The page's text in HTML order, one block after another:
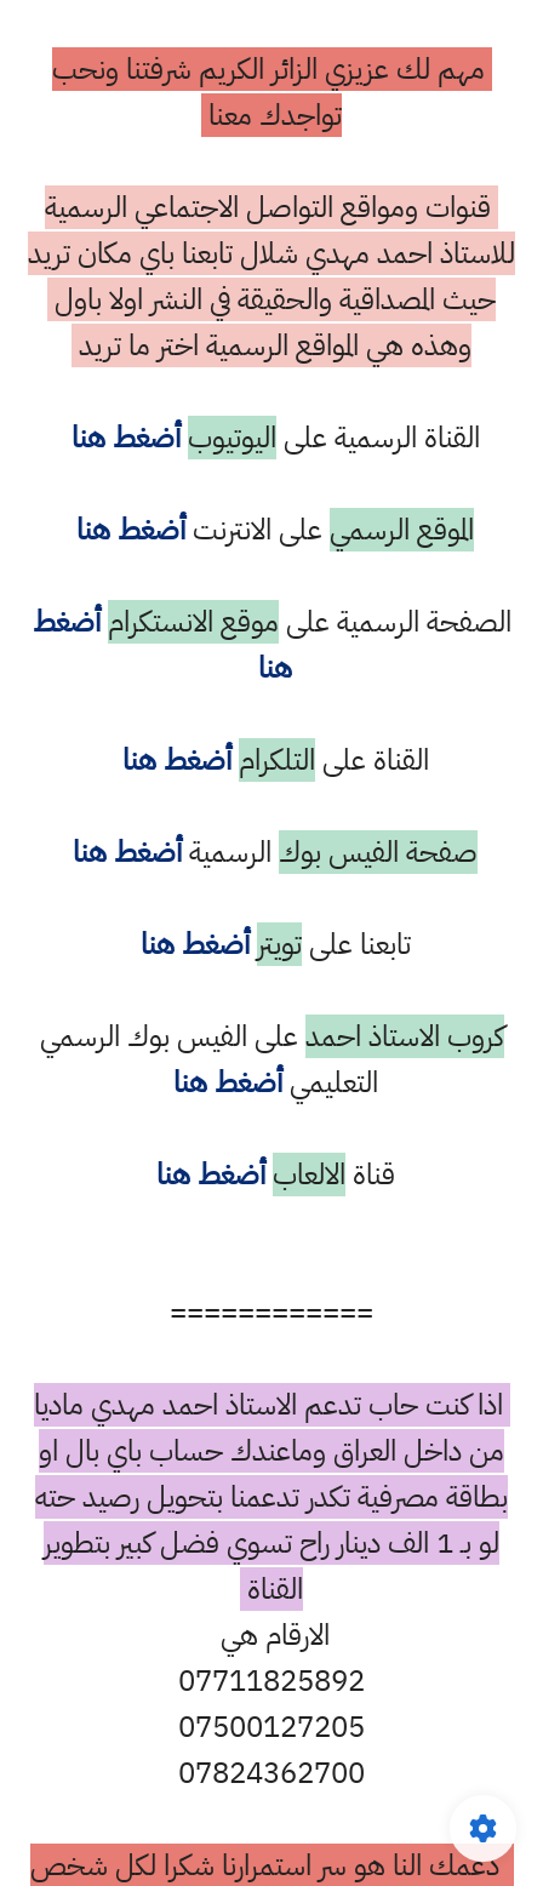
مهم لك عزيزي الزائر الكريم شرفتنا ونحب
تواجدك معنا
قنوات ومواقع التواصل الاجتماعي الرسمية
للاستاذ احمد مهدي شلال تابعنا باي مكان تريد
حيث المصداقية والحقيقة في النشر اولا باول
وهذه هي المواقع الرسمية اختر ما تريد
القناة الرسمية على اليوتيوب أضغط هنا
الموقع الرسمي على الانترنتأضغط هنا
الصفحة الرسمية على موقع الانستكرام أضغط
هنا
القناة على التلكرام أضغط هنا
صفحة الفيس بوك الرسميةأضغط هنا
تابعنا علىتويتر أضغط هنا
كروب الاستاذ احمدعلى الفيس بوك الرسمي
التعليميأضغط هنا
قناة الالعاب أضغط هنا
============
اذا كنت حاب تدعم الاستاذ احمد مهدي ماديا
من داخل العراق وماعندك حساب باي بال او
بطاقة مصرفية تكدر تدعمنا بتحويل رصيد حته
لو بـ 1 الف دينار راح تسوي فضل كبير بتطوير
القناة
الارقام هي
07711825892
07500127205
07824362700
دعمك النا هو سر استمرارنا شكرا لكل شخص